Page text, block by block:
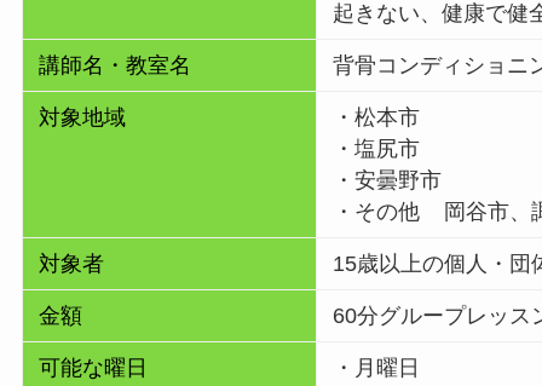
起きない、健康で健
講師名・教室名 背骨コンディショニ
対象地域
・松本市
・塩尻市
・安曇野市
・その他
岡谷市、
対象者 15歳以上の個人・団
金額 60分グループレッス
可能な曜日
・月曜日